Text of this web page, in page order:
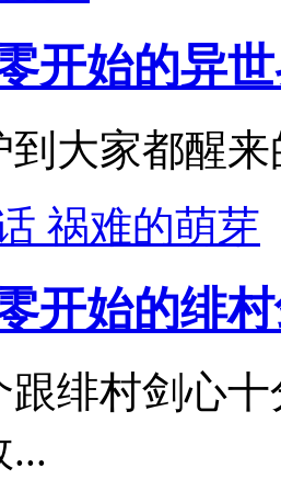
开始的异
到大家都醒
祸难的萌芽
开始的绯
跟绯村剑心
...